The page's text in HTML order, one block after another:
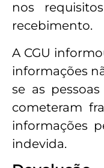
nos
recebimento.
A CGU
informações
se as
cometeram
informações
indevida.